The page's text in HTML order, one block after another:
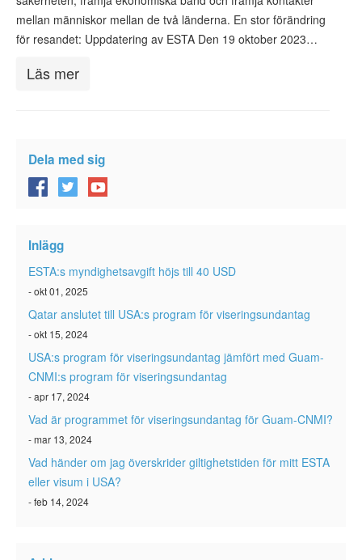
mellan människor mellan de två länderna. En stor förändring
för resandet: Uppdatering av ESTA Den 19 oktober 2023…
Läs mer
Dela med sig
Inlägg
ESTA:s myndighetsavgift höjs till 40 USD
- okt 01, 2025
Qatar anslutet till USA:s program för viseringsundantag
- okt 15, 2024
USA:s program för viseringsundantag jämfört med Guam-
CNMI:s program för viseringsundantag
- apr 17, 2024
Vad är programmet för viseringsundantag för Guam-CNMI?
- mar 13, 2024
Vad händer om jag överskrider giltighetstiden för mitt ESTA
eller visum i USA?
- feb 14, 2024